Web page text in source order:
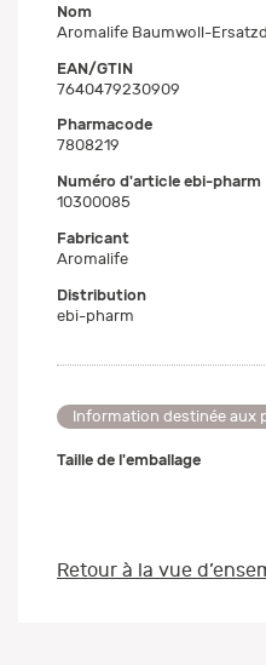
Nom
Aromalife Baumwoll-
EAN/GTIN
7640479230909
Pharmacode
7808219
Numéro d'article ebi-pharm
10300085
Fabricant
Aromalife
Distribution
ebi-pharm
Information destinée aux
Taille de l'emballage
Retour à la vue